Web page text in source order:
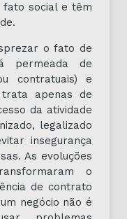
fato social e têm
o fato de
permeada de
contratuais) e
apenas de
da atividade
legalizado
insegurança
As evoluções
o
de contrato
negócio não é